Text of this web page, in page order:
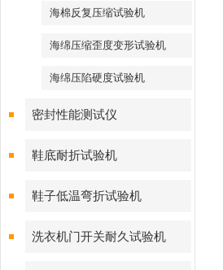
海棉反复压缩试验机
海绵压缩歪度变形试验机
海绵压陷硬度试验机
密封性能测试仪
鞋底耐折试验机
鞋子低温弯折试验机
洗衣机门开关耐久试验机